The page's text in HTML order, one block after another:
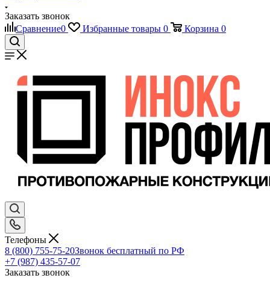
Заказать звонок
Сравнение0 Избранные товары 0 Корзина 0
Телефоны
8 (800) 755-75-20Звонок бесплатный по РФ
+7 (987) 435-57-07
Заказать звонок